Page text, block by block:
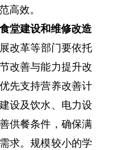
高效。
食堂建设和维修改造
改革等部门要依托
改善与能力提升改
优先支持营养改善计
设及饮水、电力设
供餐条件，确保满
求。规模较小的学